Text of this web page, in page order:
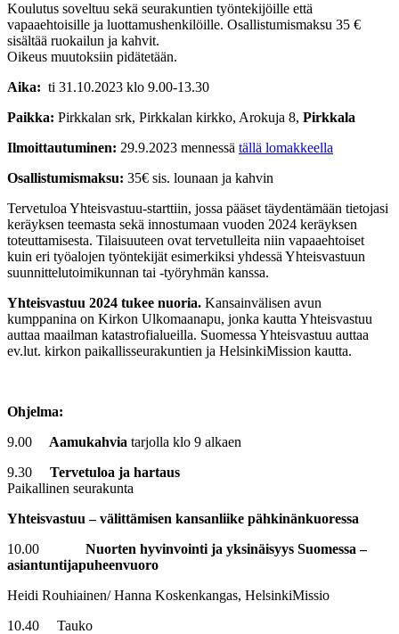
Koulutus soveltuu sekä seurakuntien työntekijöille että
vapaaehtoisille ja luottamushenkilöille. Osallistumismaksu 35 €
sisältää ruokailun ja kahvit.
Oikeus muutoksiin pidätetään.
Aika: ti 31.10.2023 klo 9.00-13.30
Paikka: Pirkkalan srk, Pirkkalan kirkko, Arokuja 8, Pirkkala
Ilmoittautuminen: 29.9.2023 mennessä tällä lomakkeella
Osallistumismaksu: 35€ sis. lounaan ja kahvin
Tervetuloa Yhteisvastuu-starttiin, jossa pääset täydentämään tietojasi
keräyksen teemasta sekä innostumaan vuoden 2024 keräyksen
toteuttamisesta. Tilaisuuteen ovat tervetulleita niin vapaaehtoiset
kuin eri työalojen työntekijät esimerkiksi yhdessä Yhteisvastuun
suunnittelutoimikunnan tai -työryhmän kanssa.
Yhteisvastuu 2024 tukee nuoria. Kansainvälisen avun
kumppanina on Kirkon Ulkomaanapu, jonka kautta Yhteisvastuu
auttaa maailman katastrofialueilla. Suomessa Yhteisvastuu auttaa
ev.lut. kirkon paikallisseurakuntien ja HelsinkiMission kautta.
Ohjelma:
9.00 Aamukahvia tarjolla klo 9 alkaen
9.30 Tervetuloa ja hartaus
Paikallinen seurakunta
Yhteisvastuu – välittämisen kansanliike pähkinänkuoressa
10.00 Nuorten hyvinvointi ja yksinäisyys Suomessa –
asiantuntijapuheenvuoro
Heidi Rouhiainen/ Hanna Koskenkangas, HelsinkiMissio
10.40 Tauko